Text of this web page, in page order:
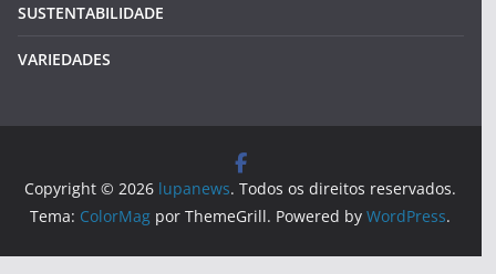
SUSTENTABILIDADE
VARIEDADES
Copyright © 2026 lupanews. Todos os direitos reservados.
Tema: ColorMag por ThemeGrill. Powered byWordPress.